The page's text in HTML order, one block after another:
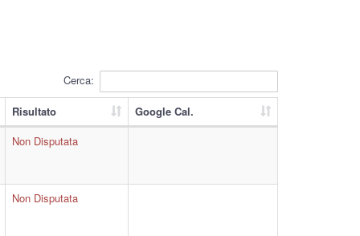
Cerca:
Risultato
Google Cal.
Non Disputata
Non Disputata